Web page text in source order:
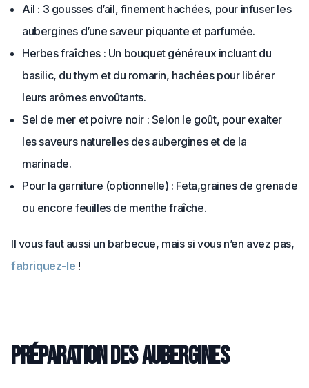
Ail : 3 gousses d’ail, finement hachées, pour infuser les
aubergines d’une saveur piquante et parfumée.
Herbes fraîches : Un bouquet généreux incluant du
basilic, du thym et du romarin, hachées pour libérer
leurs arômes envoûtants.
Sel de mer et poivre noir : Selon le goût, pour exalter
les saveurs naturelles des aubergines et de la
marinade.
Pour la garniture (optionnelle) : Feta,graines de grenade
ou encore feuilles de menthe fraîche.
Il vous faut aussi un barbecue, mais si vous n’en avez pas,
fabriquez-le !
Préparation des aubergines